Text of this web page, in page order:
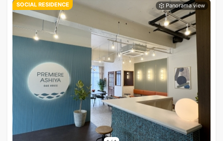
SOCIAL RESIDENCE